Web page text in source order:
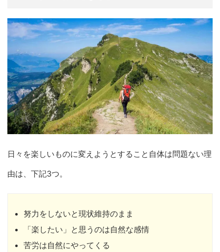
日々を楽しいものに変えようとすること自体は問題ない理
由は、下記3つ。
努力をしないと現状維持のまま
「楽したい」と思うのは自然な感情
苦労は自然にやってくる